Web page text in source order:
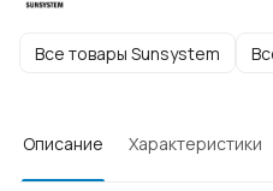
Все товары Sunsystem
Описание Характеристики